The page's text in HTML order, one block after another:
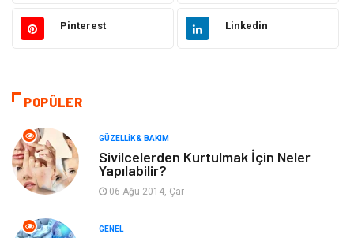
Moda Sağlıklı Yaşam
Bilgisayar & Yazılım
Makine
Giyim
Yeme & İçme
Pinterest Linkedin
POPÜLER
GÜZELLIK & BAKIM
Sivilcelerden Kurtulmak İçin Neler
Yapılabilir?
06 Ağu 2014, Çar
GENEL